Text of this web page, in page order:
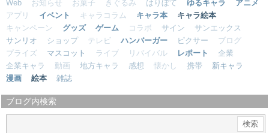
Web
お知らせ お菓子 きぐるみ はりぼて ゆるキャラ
アニメ
アプリ
イベント キャラコラム キャラ本
キャラ絵本
キャンペーン
グッズ ゲーム コラボ サイン
サンエックス
サンリオ
ショップ テレビ ハンバーガー ピクサー
ブログ
プライズ
マスコット ライブ リバイバル レポート
企業
企業キャラ
動画 地方キャラ 感想 懐かし 携帯
新キャラ
漫画
絵本 雑誌
ブログ内検索